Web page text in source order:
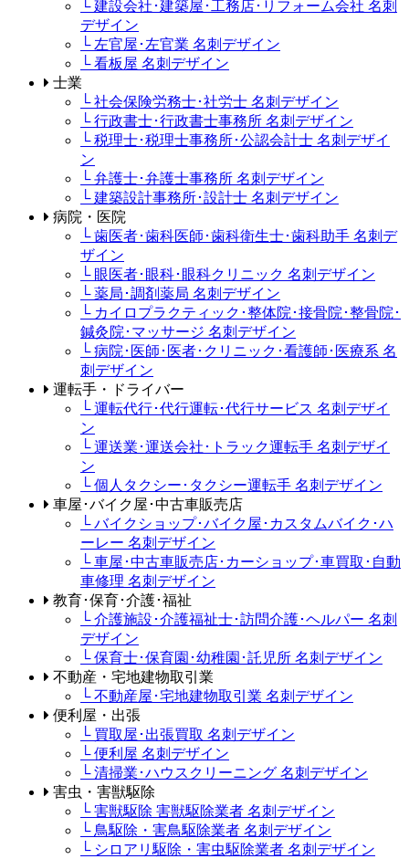
└ 建設会社･建築屋･工務店･リフォーム会社 名刺
デザイン
└ 左官屋･左官業 名刺デザイン
└ 看板屋 名刺デザイン
士業
└ 社会保険労務士･社労士 名刺デザイン
└ 行政書士･行政書士事務所 名刺デザイン
└ 税理士･税理士事務所･公認会計士 名刺デザイ
ン
└ 弁護士･弁護士事務所 名刺デザイン
└ 建築設計事務所･設計士 名刺デザイン
病院・医院
└ 歯医者･歯科医師･歯科衛生士･歯科助手 名刺デ
ザイン
└ 眼医者･眼科･眼科クリニック 名刺デザイン
└ 薬局･調剤薬局 名刺デザイン
└ カイロプラクティック･整体院･接骨院･整骨院･
鍼灸院･マッサージ 名刺デザイン
└ 病院･医師･医者･クリニック･看護師･医療系 名
刺デザイン
運転手・ドライバー
└ 運転代行･代行運転･代行サービス 名刺デザイ
ン
└ 運送業･運送会社･トラック運転手 名刺デザイ
ン
└ 個人タクシー･タクシー運転手 名刺デザイン
車屋･バイク屋･中古車販売店
└ バイクショップ･バイク屋･カスタムバイク･ハ
ーレー 名刺デザイン
└ 車屋･中古車販売店･カーショップ･車買取･自動
車修理 名刺デザイン
教育･保育･介護･福祉
└ 介護施設･介護福祉士･訪問介護･ヘルパー 名刺
デザイン
└ 保育士･保育園･幼稚園･託児所 名刺デザイン
不動産・宅地建物取引業
└ 不動産屋･宅地建物取引業 名刺デザイン
便利屋・出張
└ 買取屋･出張買取 名刺デザイン
└ 便利屋 名刺デザイン
└ 清掃業･ハウスクリーニング 名刺デザイン
害虫・害獣駆除
└ 害獣駆除 害獣駆除業者 名刺デザイン
└ 鳥駆除・害鳥駆除業者 名刺デザイン
└ シロアリ駆除・害虫駆除業者 名刺デザイン